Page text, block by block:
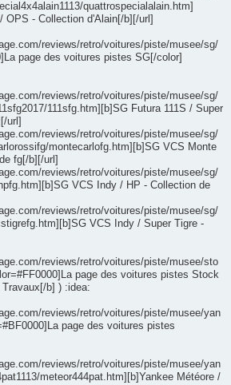
quattrospecialalain.htm]
OPS - Collection d'Alain[/b][/url]
reviews/retro/voitures/piste/musee/sg/
page des voitures pistes SG[/color]
reviews/retro/voitures/piste/musee/sg/
111sfg.htm][b]SG Futura 111S / Super
url]
reviews/retro/voitures/piste/musee/sg/
montecarlofg.htm][b]SG VCS Monte
fg[/b][/url]
reviews/retro/voitures/piste/musee/sg/
VCS Indy / HP - Collection de
reviews/retro/voitures/piste/musee/sg/
VCS Indy / Super Tigre -
reviews/retro/voitures/piste/musee/sto
page des voitures pistes Stock
b] ) :idea:
reviews/retro/voitures/piste/musee/yan
page des voitures pistes
reviews/retro/voitures/piste/musee/yan
meteor444pat.htm][b]Yankee Météore /